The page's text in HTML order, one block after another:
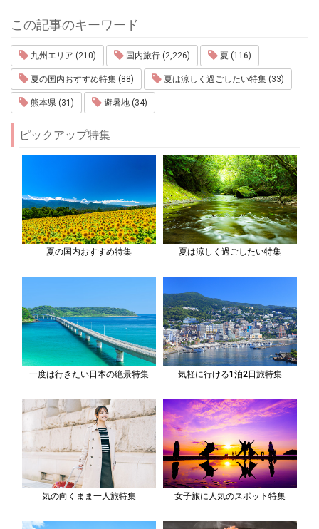
この記事のキーワード
九州エリア (210) 国内旅行 (2,226) 夏 (116)
夏の国内おすすめ特集 (88) 夏は涼しく過ごしたい特集 (33)
熊本県 (31) 避暑地 (34)
ピックアップ特集
夏の国内おすすめ特集 夏は涼しく過ごしたい特集
一度は行きたい日本の絶景特集 気軽に行ける1泊2日旅特集
気の向くまま一人旅特集 女子旅に人気のスポット特集